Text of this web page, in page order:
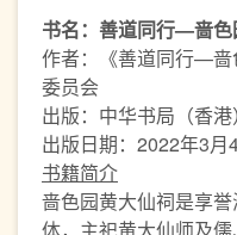
书名：善道同行—啬
作者：《善道同行—啬
委员会
出版：中华书局（香
出版日期：2022年3月
书籍简介
啬色园黄大仙祠是享